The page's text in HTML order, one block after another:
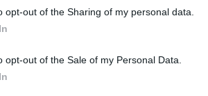
opt-out of the Sharing of my personal data.
opt-out of the Sale of my Personal Data.
Dandy ha lasciato un
sua creatività e al suo spirito
con la fondazione del gruppo
chitarrista e compositore.